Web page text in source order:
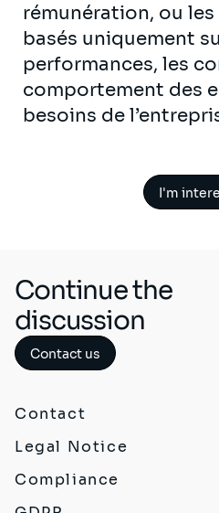
rémunération, ou
basés uniquement
performances, les
comportement des
besoins de
I'm
Continue the
discussion
Contact us
Contact
Legal Notice
Compliance